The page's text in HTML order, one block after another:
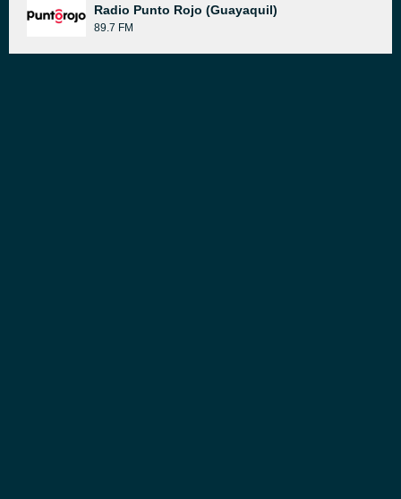
Radio Punto Rojo (Guayaquil)
89.7 FM